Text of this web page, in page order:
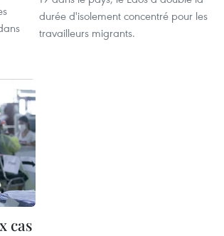
durée d'isolement concentré pour les
travailleurs migrants.
cas